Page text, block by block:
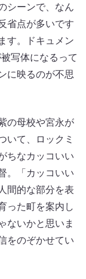
シーンで、なん
省点が多いです
す。ドキュメン
写体になるって
に映るのが不思
の母校や宮永が
いて、ロックミ
ちなカッコいい
。「カッコいい
間的な部分を表
った町を案内し
ないかと思いま
をのぞかせてい